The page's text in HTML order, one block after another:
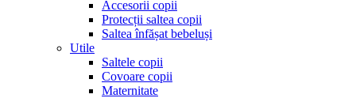
Accesorii copii
Protecții saltea copii
Saltea înfășat bebeluși
Utile
Saltele copii
Covoare copii
Maternitate